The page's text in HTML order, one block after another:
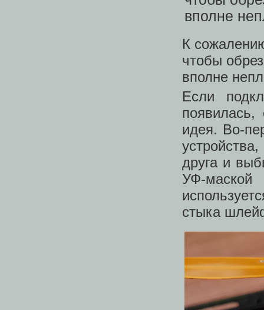
К
чтобы
вполне
Если
появилась,
идея. Во-
друга и
УФ-маской
стыка